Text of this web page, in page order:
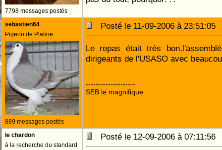
7798 messages postés
sebastien64
Pigeon de Platine
889 messages postés
Posté le 11-09-2006 à
Le repas était très
dirigeants de l'USASO avec
--------------------
SEB le magnifique
le chardon
à la recherche du standard
Posté le 12-09-2006 à